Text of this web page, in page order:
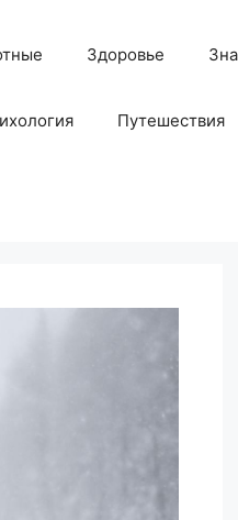
Здоровье
Путешествия